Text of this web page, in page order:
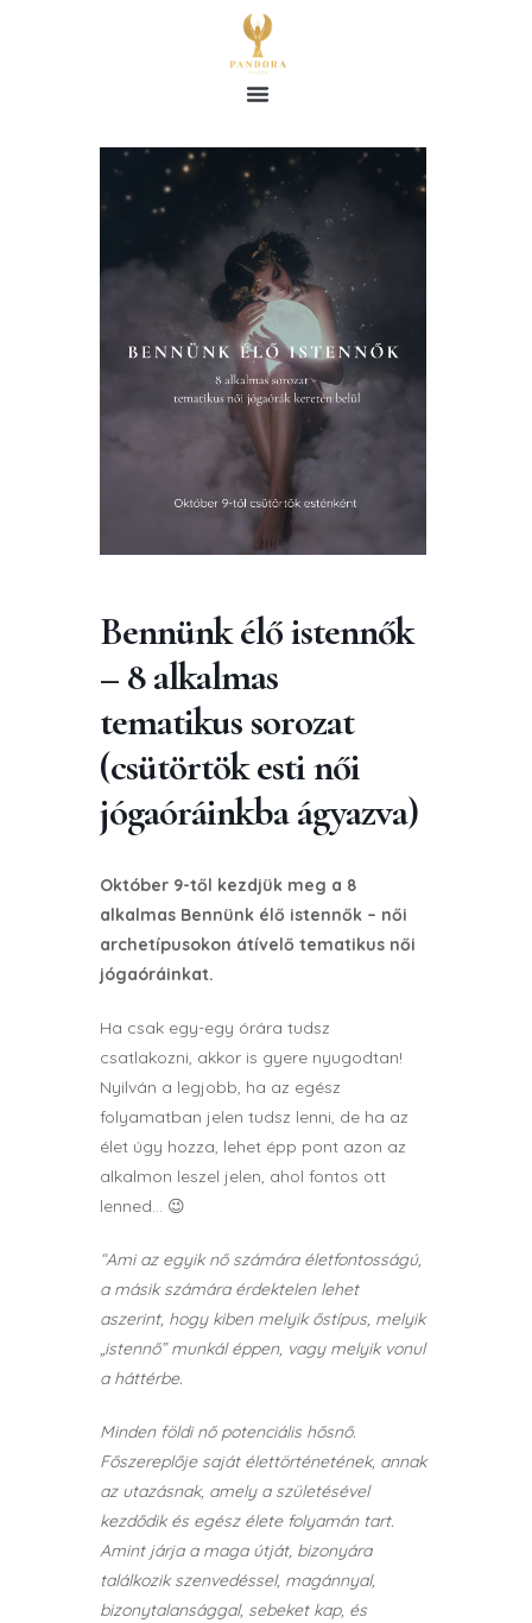
Bennünk élő istennők
– 8 alkalmas
tematikus sorozat
(csütörtök esti női
jógaóráinkba ágyazva)
Október 9-től kezdjük meg a 8
alkalmas Bennünk élő istennők – női
archetípusokon átívelő tematikus női
jógaóráinkat.
Ha csak egy-egy órára tudsz
csatlakozni, akkor is gyere nyugodtan!
Nyilván a legjobb, ha az egész
folyamatban jelen tudsz lenni, de ha az
élet úgy hozza, lehet épp pont azon az
alkalmon leszel jelen, ahol fontos ott
lenned… 😉
“Ami az egyik nő számára életfontosságú,
a másik számára érdektelen lehet
aszerint, hogy kiben melyik őstípus, melyik
„istennő” munkál éppen, vagy melyik vonul
a háttérbe.
Minden földi nő potenciális hősnő.
Főszereplője saját élettörténetének, annak
az utazásnak, amely a születésével
kezdődik és egész élete folyamán tart.
Amint járja a maga útját, bizonyára
találkozik szenvedéssel, magánnyal,
bizonytalansággal, sebeket kap, és